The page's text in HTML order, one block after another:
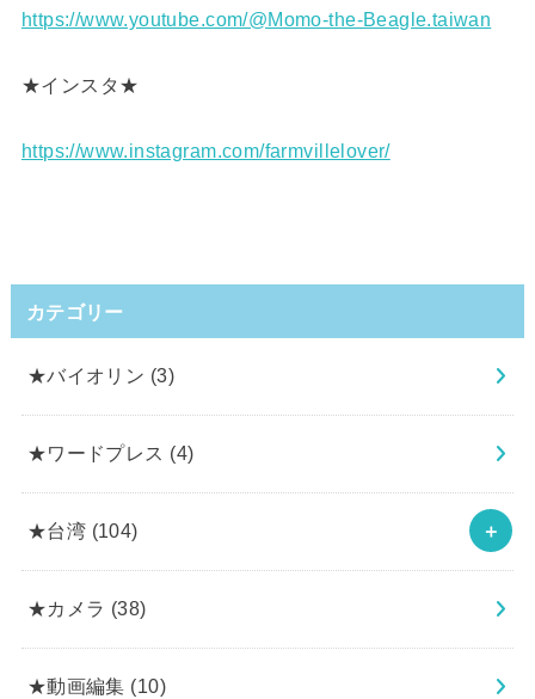
https://www.youtube.com/@Momo-the-Beagle.taiwan
★インスタ★
https://www.instagram.com/farmvillelover/
カテゴリー
★バイオリン (3)
★ワードプレス (4)
★台湾 (104)
★カメラ (38)
★動画編集 (10)